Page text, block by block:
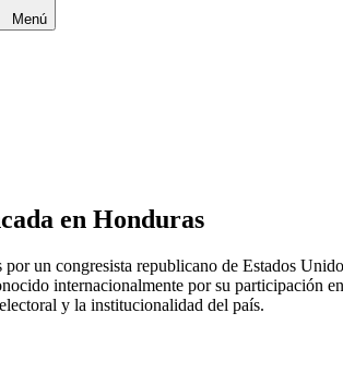
Menú
en Honduras
un congresista republicano de Estados
internacionalmente por su participación
y la institucionalidad del país.